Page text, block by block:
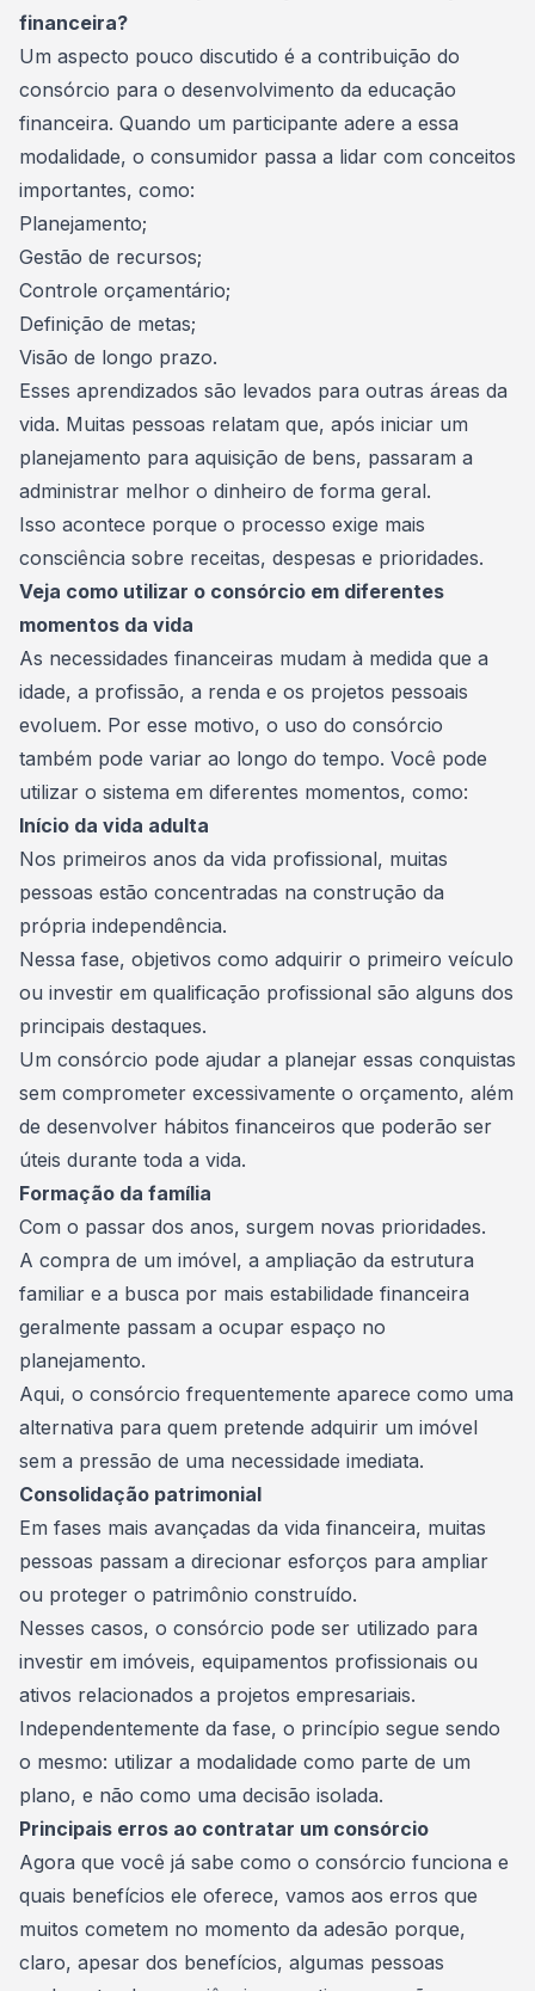
financeira?
Um aspecto pouco discutido é a contribuição do
consórcio para o desenvolvimento da educação
financeira. Quando um participante adere a essa
modalidade, o consumidor passa a lidar com conceitos
importantes, como:
Planejamento;
Gestão de recursos;
Controle orçamentário;
Definição de metas;
Visão de longo prazo.
Esses aprendizados são levados para outras áreas da
vida. Muitas pessoas relatam que, após iniciar um
planejamento para aquisição de bens, passaram a
administrar melhor o dinheiro de forma geral.
Isso acontece porque o processo exige mais
consciência sobre receitas, despesas e prioridades.
Veja como utilizar o consórcio em diferentes
momentos da vida
As necessidades financeiras mudam à medida que a
idade, a profissão, a renda e os projetos pessoais
evoluem. Por esse motivo, o uso do consórcio
também pode variar ao longo do tempo. Você pode
utilizar o sistema em diferentes momentos, como:
Início da vida adulta
Nos primeiros anos da vida profissional, muitas
pessoas estão concentradas na construção da
própria independência.
Nessa fase, objetivos como adquirir o primeiro veículo
ou investir em qualificação profissional são alguns dos
principais destaques.
Um consórcio pode ajudar a planejar essas conquistas
sem comprometer excessivamente o orçamento, além
de desenvolver hábitos financeiros que poderão ser
úteis durante toda a vida.
Formação da família
Com o passar dos anos, surgem novas prioridades.
A compra de um imóvel, a ampliação da estrutura
familiar e a busca por mais estabilidade financeira
geralmente passam a ocupar espaço no
planejamento.
Aqui, o consórcio frequentemente aparece como uma
alternativa para quem pretende adquirir um imóvel
sem a pressão de uma necessidade imediata.
Consolidação patrimonial
Em fases mais avançadas da vida financeira, muitas
pessoas passam a direcionar esforços para ampliar
ou proteger o patrimônio construído.
Nesses casos, o consórcio pode ser utilizado para
investir em imóveis, equipamentos profissionais ou
ativos relacionados a projetos empresariais.
Independentemente da fase, o princípio segue sendo
o mesmo: utilizar a modalidade como parte de um
plano, e não como uma decisão isolada.
Principais erros ao contratar um consórcio
Agora que você já sabe como o consórcio funciona e
quais benefícios ele oferece, vamos aos erros que
muitos cometem no momento da adesão porque,
claro, apesar dos benefícios, algumas pessoas